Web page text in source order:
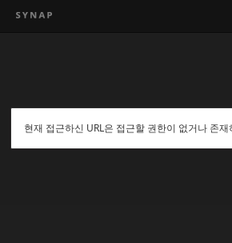
현재 접근하신 URL은 접근할 권한이 없거나 존